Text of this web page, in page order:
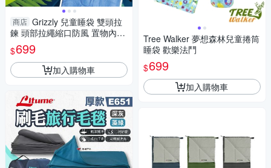
商店 Grizzly 兒童睡袋 雙頭拉
鍊 頭部拉繩縮口防風 置物內袋
防潑水 登山 露營 旅行 外宿 居
家【愛買】
$699
加入購物車
Tree Walker 夢想森林兒童捲筒
睡袋 歡樂法鬥
$699
加入購物車